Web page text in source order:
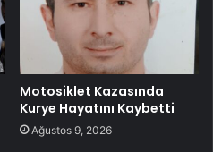
Motosiklet Kazasında
Kurye Hayatını Kaybetti
Ağustos 9, 2026